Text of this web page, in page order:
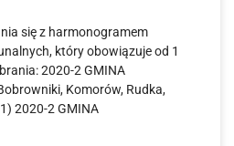
się z harmonogramem
który obowiązuje od 1
2020-2 GMINA
Komorów, Rudka,
2020-2 GMINA